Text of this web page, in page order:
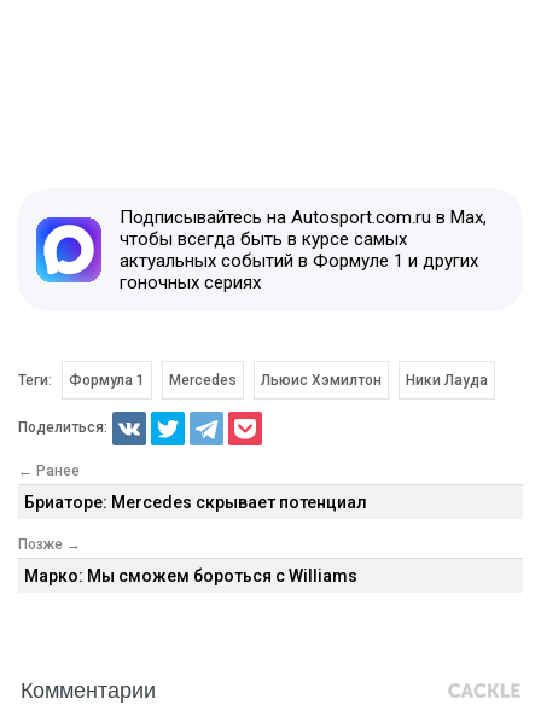
Подписывайтесь на Autosport.com.ru в Max,
чтобы всегда быть в курсе самых
актуальных событий в Формуле 1 и других
гоночных сериях
Теги: Формула 1 Mercedes Льюис Хэмилтон Ники Лауда
Поделиться:
← Ранее
Бриаторе: Mercedes скрывает потенциал
Позже →
Марко: Мы сможем бороться с Williams
Комментарии